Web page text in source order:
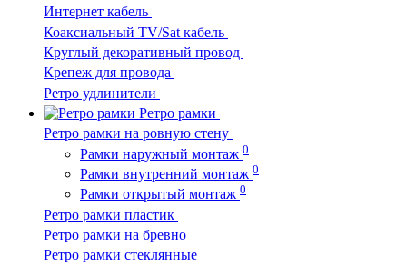
Интернет кабель
Коаксиальный TV/Sat кабель
Круглый декоративный провод
Крепеж для провода
Ретро удлинители
Ретро рамки
Ретро рамки на ровную стену
Рамки наружный монтаж 0
Рамки внутренний монтаж 0
Рамки открытый монтаж 0
Ретро рамки пластик
Ретро рамки на бревно
Ретро рамки стеклянные